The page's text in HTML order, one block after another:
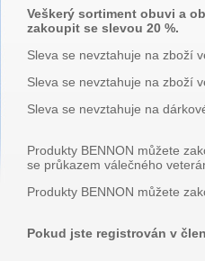
Veškerý sortiment obuvi a
zakoupit se slevou 20 %.
Sleva se nevztahuje na zboží
Sleva se nevztahuje na zboží
Sleva se nevztahuje na
Produkty BENNON můžete
se průkazem válečného
Produkty BENNON můžete
Pokud jste registrován v